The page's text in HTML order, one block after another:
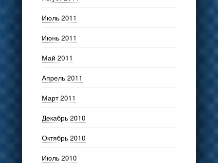
Июль 2011
Июнь 2011
Май 2011
Апрель 2011
Март 2011
Декабрь 2010
Октябрь 2010
Июль 2010